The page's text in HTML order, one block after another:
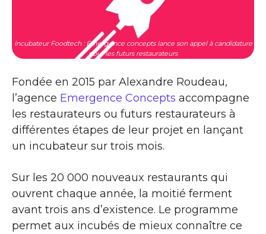
Incubateur Foodtech : Emergence concepts lance son appel à candidature
pour les futurs restaurateurs
Fondée en 2015 par Alexandre Roudeau,
l’agence Emergence Concepts accompagne
les restaurateurs ou futurs restaurateurs à
différentes étapes de leur projet en lançant
un incubateur sur trois mois.
Sur les 20 000 nouveaux restaurants qui
ouvrent chaque année, la moitié ferment
avant trois ans d’existence. Le programme
permet aux incubés de mieux connaître ce